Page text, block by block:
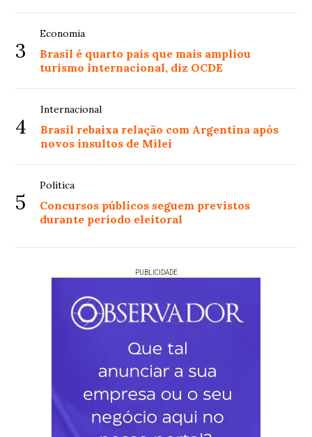
3
Economia
Brasil é quarto país que mais ampliou
turismo internacional, diz OCDE
4
Internacional
Brasil rebaixa relação com Argentina após
novos insultos de Milei
5
Política
Concursos públicos seguem previstos
durante período eleitoral
PUBLICIDADE